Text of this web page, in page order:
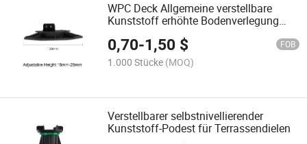
WPC Deck Allgemeine verstellbare
Kunststoff erhöhte Bodenverlegung
0,70-1,50 $ FOB
1.000 Stücke (MOQ)
Verstellbarer selbstnivellierender
Kunststoff-Podest für Terrassendielen